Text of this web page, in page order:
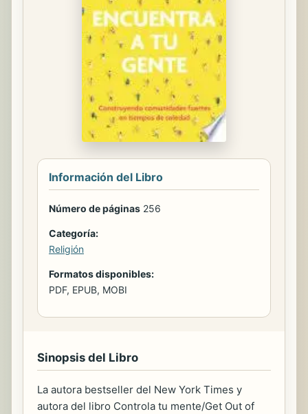
Información del Libro
Número de páginas 256
Categoría:
Religión
Formatos disponibles:
PDF, EPUB, MOBI
Sinopsis del Libro
La autora bestseller del New York Times y
autora del libro Controla tu mente/Get Out of